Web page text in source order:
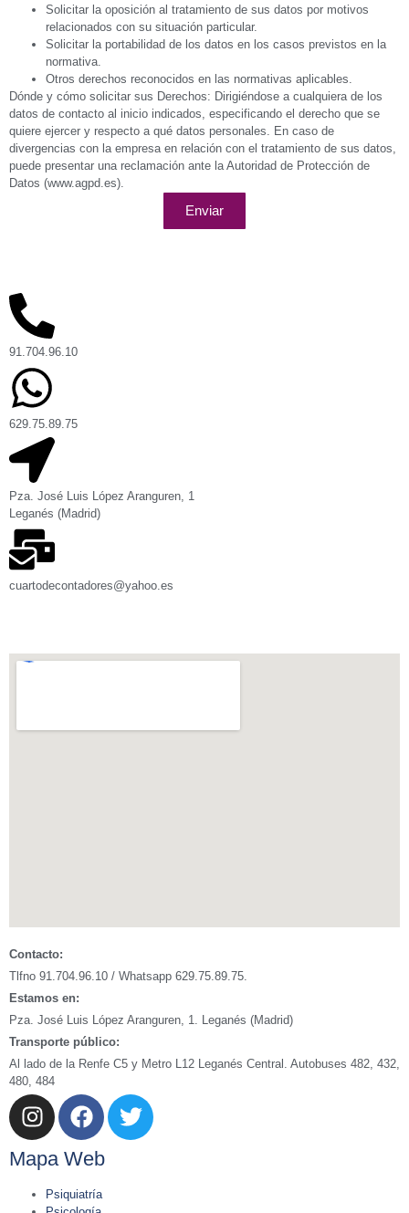
Solicitar la oposición al tratamiento de sus datos por motivos
relacionados con su situación particular.
Solicitar la portabilidad de los datos en los casos previstos en la
normativa.
Otros derechos reconocidos en las normativas aplicables.
Dónde y cómo solicitar sus Derechos: Dirigiéndose a cualquiera de los
datos de contacto al inicio indicados, especificando el derecho que se
quiere ejercer y respecto a qué datos personales. En caso de
divergencias con la empresa en relación con el tratamiento de sus datos,
puede presentar una reclamación ante la Autoridad de Protección de
Datos (www.agpd.es).
Enviar
91.704.96.10
629.75.89.75
Pza. José Luis López Aranguren, 1
Leganés (Madrid)
cuartodecontadores@yahoo.es
Contacto:
Tlfno 91.704.96.10 / Whatsapp 629.75.89.75.
Estamos en:
Pza. José Luis López Aranguren, 1. Leganés (Madrid)
Transporte público:
Al lado de la Renfe C5 y Metro L12 Leganés Central. Autobuses 482, 432,
480, 484
Mapa Web
Psiquiatría